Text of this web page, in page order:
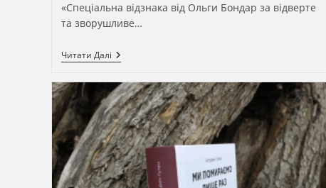
«Спеціальна відзнака від Ольги Бондар за відверте
та зворушливе…
Читати ДаліІсторії,
Які
Герої,
Які
Справді
Живуть.
Болять.